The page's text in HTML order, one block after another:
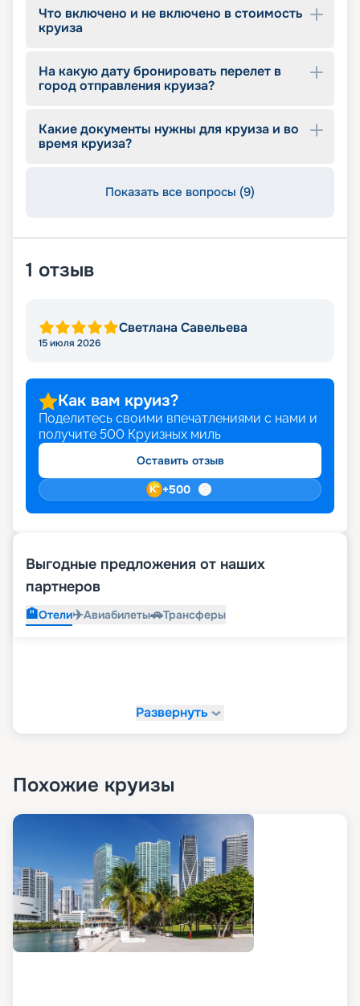
Что включено и не включено в стоимость
круиза
На какую дату бронировать перелет в
город отправления круиза?
Какие документы нужны для круиза и во
время круиза?
Показать все вопросы (9)
1 отзыв
Светлана Савельева
15 июля 2026
Как вам круиз?
Поделитесь своими впечатлениями с нами и
получите 500 Круизных миль
Оставить отзыв
+500
Выгодные предложения от наших
партнеров
🏨Отели✈️Авиабилеты🚗Трансферы
Развернуть
Похожие круизы